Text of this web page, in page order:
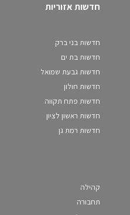
חדשות אזוריות
חדשות בני ברק
חדשות בת ים
חדשות גבעת שמואל
חדשות חולון
חדשות פתח תקווה
חדשות ראשון לציון
חדשות רמת גן
קהילה
תחבורה